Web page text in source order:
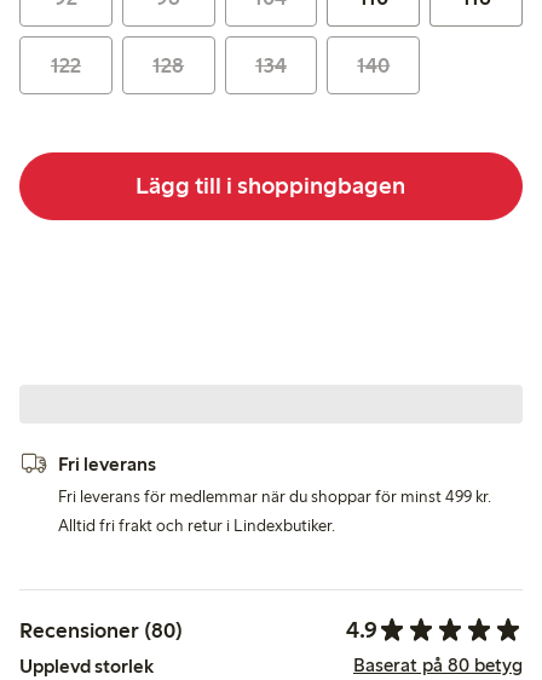
122 128 134 140
Lägg till i shoppingbagen
Fri leverans
Fri leverans för medlemmar när du shoppar för minst 499 kr.
Alltid fri frakt och retur i Lindexbutiker.
Recensioner (80) 4.9
Upplevd storlek Baserat på 80 betyg